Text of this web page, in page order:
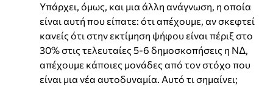
Υπάρχει, όμως, και μια άλλη ανάγνωση, η οποία
είναι αυτή που είπατε: ότι απέχουμε, αν σκεφτεί
κανείς ότι στην εκτίμηση ψήφου είναι πέριξ στο
30% στις τελευταίες 5-6 δημοσκοπήσεις η ΝΔ,
απέχουμε κάποιες μονάδες από τον στόχο που
είναι μια νέα αυτοδυναμία. Αυτό τι σημαίνει;